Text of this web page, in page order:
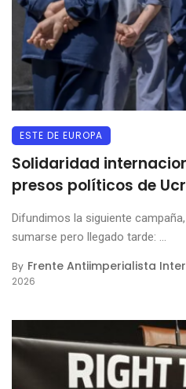
ESTE DE EUROPA
Solidaridad
presos políticos de
Difundimos la siguiente
sumarse pero llegado tarde: ...
By Frente Antiimperialista
2026